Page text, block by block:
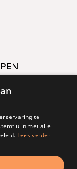
te
u in met alle
Lees verder